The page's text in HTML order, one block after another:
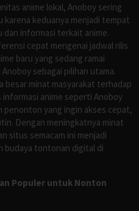
anime lokal, Anoboy sering
karena keduanya menjadi tempat
informasi terkait anime.
cepat mengenai jadwal rilis
baru yang sedang ramai
sebagai pilihan utama.
besar minat masyarakat terhadap
anime seperti Anoboy
yang ingin akses cepat,
Dengan meningkatnya minat
situs semacam ini menjadi
budaya tontonan digital di
Populer untuk Nonton